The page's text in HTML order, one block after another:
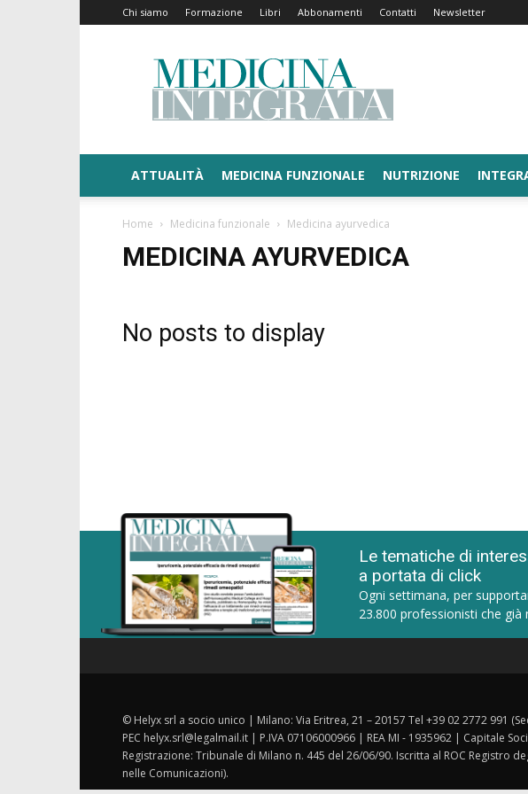
Chi siamo Formazione Libri Abbonamenti Contatti Newsletter
Medicina
Integrata
ATTUALITÀ MEDICINA FUNZIONALE NUTRIZIONE
Home Medicina funzionale Medicina ayurvedica
MEDICINA AYURVEDICA
No posts to display
Le tematiche di
a portata di click
Ogni settimana, per
23.800 professionisti che già
© Helyx srl a socio unico | Milano: Via Eritrea, 21 – 20157 Tel +39 02 2772 991
PEC helyx.srl@legalmail.it | P.IVA 07106000966 | REA MI - 1935962 | Capitale
Registrazione: Tribunale di Milano n. 445 del 26/06/90. Iscritta al ROC Registro
nelle Comunicazioni).